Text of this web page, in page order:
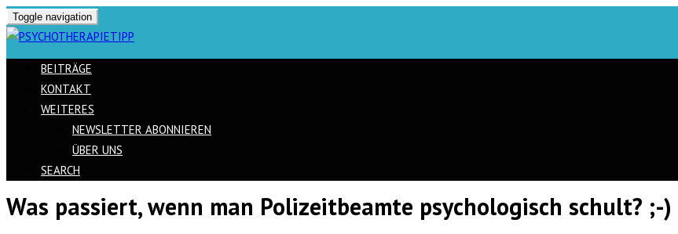
Toggle navigation
BEITRÄGE
KONTAKT
WEITERES
NEWSLETTER ABONNIEREN
ÜBER UNS
SEARCH
Skip
Was passiert, wenn man Polizeitbeamte psychologisch schult? ;-)